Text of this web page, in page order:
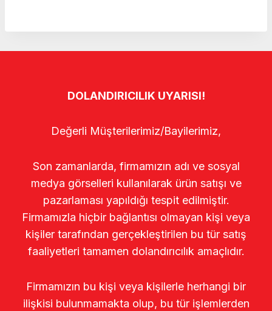
DOLANDIRICILIK UYARISI!
Değerli Müşterilerimiz/Bayilerimiz,
Son zamanlarda, firmamızın adı ve sosyal
medya görselleri kullanılarak ürün satışı ve
pazarlaması yapıldığı tespit edilmiştir.
Firmamızla hiçbir bağlantısı olmayan kişi veya
kişiler tarafından gerçekleştirilen bu tür satış
faaliyetleri tamamen dolandırıcılık amaçlıdır.
Firmamızın bu kişi veya kişilerle herhangi bir
ilişkisi bulunmamakta olup, bu tür işlemlerden